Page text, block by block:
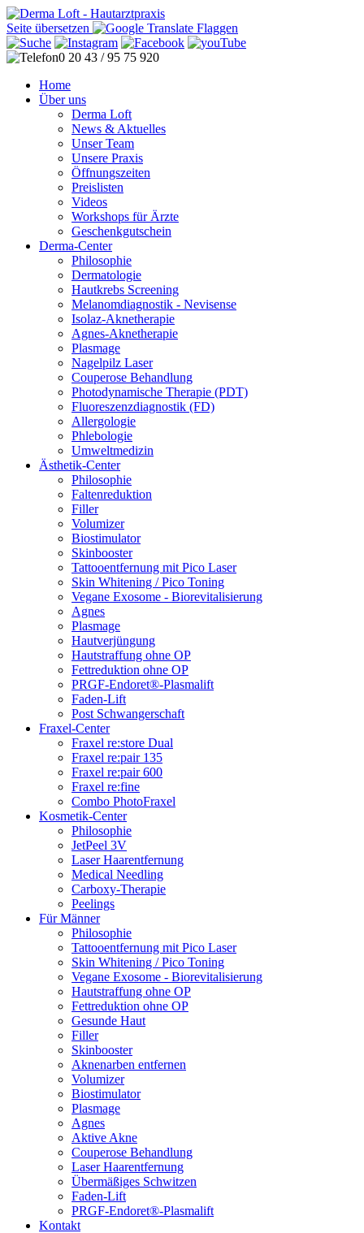
Seite übersetzen
0 20 43 / 95 75 920
Home
Über uns
Derma Loft
News & Aktuelles
Unser Team
Unsere Praxis
Öffnungszeiten
Preislisten
Videos
Workshops für Ärzte
Geschenkgutschein
Derma-Center
Philosophie
Dermatologie
Hautkrebs Screening
Melanomdiagnostik - Nevisense
Isolaz-Aknetherapie
Agnes-Aknetherapie
Plasmage
Nagelpilz Laser
Couperose Behandlung
Photodynamische Therapie (PDT)
Fluoreszenzdiagnostik (FD)
Allergologie
Phlebologie
Umweltmedizin
Ästhetik-Center
Philosophie
Faltenreduktion
Filler
Volumizer
Biostimulator
Skinbooster
Tattooentfernung mit Pico Laser
Skin Whitening / Pico Toning
Vegane Exosome - Biorevitalisierung
Agnes
Plasmage
Hautverjüngung
Hautstraffung ohne OP
Fettreduktion ohne OP
PRGF-Endoret®-Plasmalift
Faden-Lift
Post Schwangerschaft
Fraxel-Center
Fraxel re:store Dual
Fraxel re:pair 135
Fraxel re:pair 600
Fraxel re:fine
Combo PhotoFraxel
Kosmetik-Center
Philosophie
JetPeel 3V
Laser Haarentfernung
Medical Needling
Carboxy-Therapie
Peelings
Für Männer
Philosophie
Tattooentfernung mit Pico Laser
Skin Whitening / Pico Toning
Vegane Exosome - Biorevitalisierung
Hautstraffung ohne OP
Fettreduktion ohne OP
Gesunde Haut
Filler
Skinbooster
Aknenarben entfernen
Volumizer
Biostimulator
Plasmage
Agnes
Aktive Akne
Couperose Behandlung
Laser Haarentfernung
Übermäßiges Schwitzen
Faden-Lift
PRGF-Endoret®-Plasmalift
Kontakt